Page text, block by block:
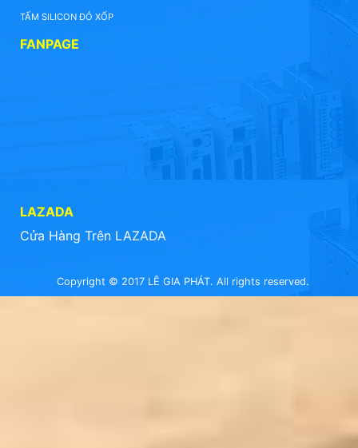
TẤM SILICON ĐỎ XỐP
FANPAGE
LAZADA
Cửa Hàng Trên LAZADA
Copyright © 2017 LÊ GIA PHÁT. All rights reserved.